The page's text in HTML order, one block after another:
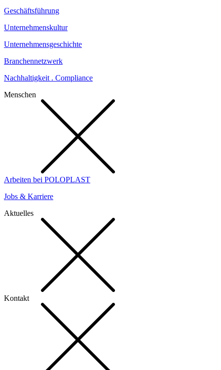
Geschäftsführung
Unternehmenskultur
Unternehmensgeschichte
Branchennetzwerk
Nachhaltigkeit . Compliance
Menschen
Arbeiten bei POLOPLAST
Jobs & Karriere
Aktuelles
Kontakt